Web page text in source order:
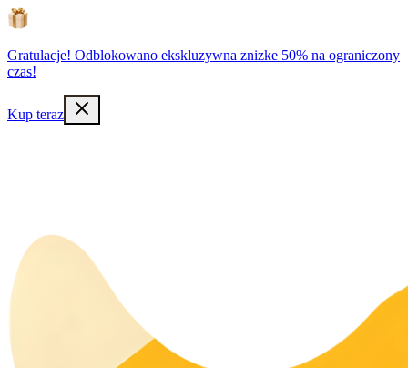
Gratulacje! Odblokowano ekskluzywna znizke 50% na ograniczony
czas!
Kup teraz